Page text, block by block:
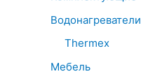
Водонагреватели
Thermex
Мебель